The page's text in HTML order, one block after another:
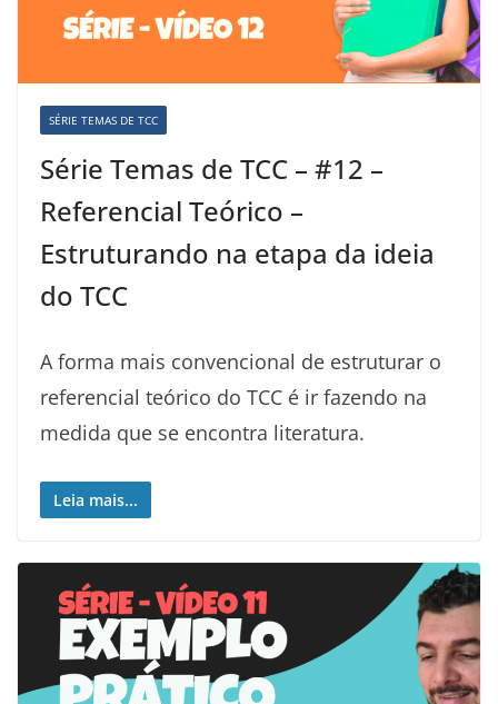
SÉRIE TEMAS DE TCC
Série Temas de TCC – #12 –
Referencial Teórico –
Estruturando na etapa da ideia
do TCC
A forma mais convencional de estruturar o
referencial teórico do TCC é ir fazendo na
medida que se encontra literatura.
Leia mais...